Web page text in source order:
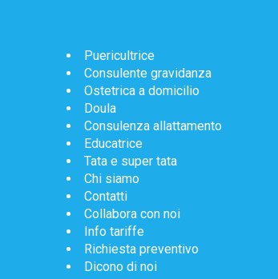
Puericultrice
Consulente gravidanza
Ostetrica a domicilio
Doula
Consulenza allattamento
Educatrice
Tata e super tata
Chi siamo
Contatti
Collabora con noi
Info tariffe
Richiesta preventivo
Dicono di noi